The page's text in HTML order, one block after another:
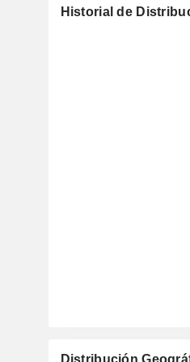
Historial de